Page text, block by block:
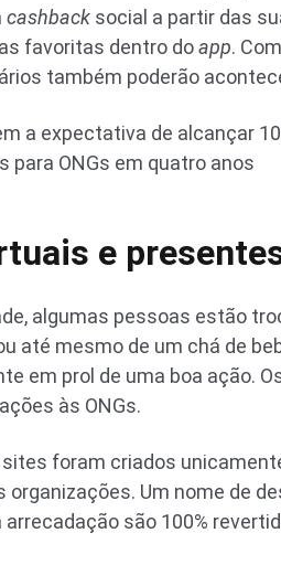
cashback social a partir das
favoritas dentro doapp.
também poderão
a expectativa de alcançar
para ONGs em quatro anos
e
algumas pessoas estão
até mesmo de um chá de
em prol de uma boa ação.
às ONGs.
foram criados
Um nome de
são 100%